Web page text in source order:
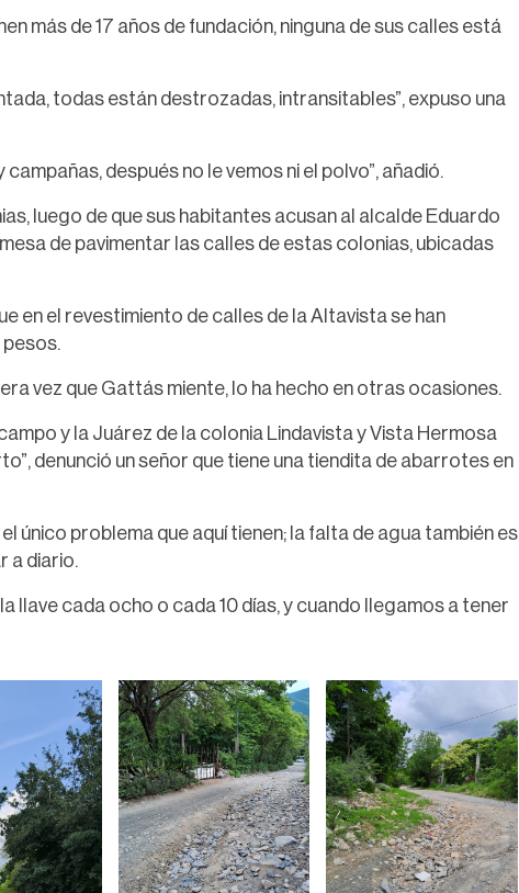
más de 17 años de fundación, ninguna de sus calles está
todas están destrozadas, intransitables”, expuso una
después no le vemos ni el polvo”, añadió.
luego de que sus habitantes acusan al alcalde Eduardo
de pavimentar las calles de estas colonias, ubicadas
en el revestimiento de calles de la Altavista se han
pesos.
vez que Gattás miente, lo ha hecho en otras ocasiones.
y la Juárez de la colonia Lindavista y Vista Hermosa
denunció un señor que tiene una tiendita de abarrotes en
único problema que aquí tienen; la falta de agua también es
a diario.
llave cada ocho o cada 10 días, y cuando llegamos a tener